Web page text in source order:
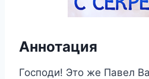
Аннотация
Господи! Это же Павел